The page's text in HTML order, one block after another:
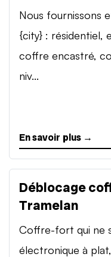
Nous fournissons
{city} : résidentiel,
coffre encastré,
niv...
En savoir plus →
Déblocage
Tramelan
Coffre-fort qui ne
électronique à